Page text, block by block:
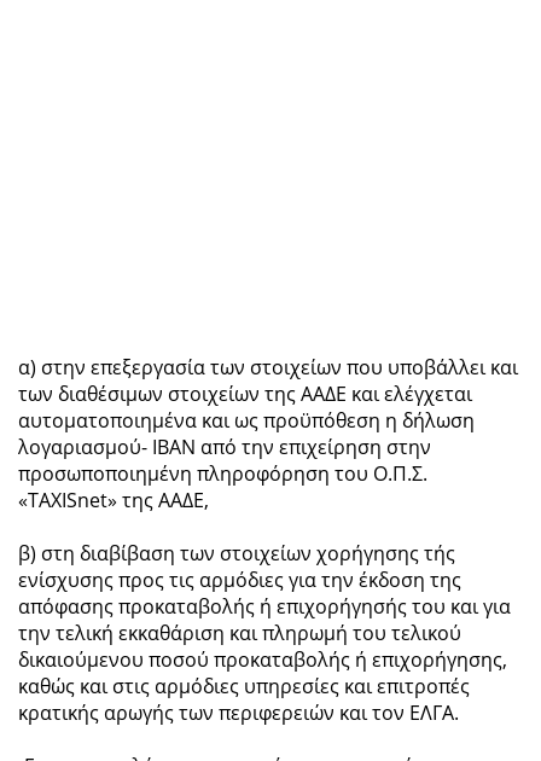
α) στην επεξεργασία των στοιχείων που υποβάλλει και
των διαθέσιμων στοιχείων της ΑΑΔΕ και ελέγχεται
αυτοματοποιημένα και ως προϋπόθεση η δήλωση
λογαριασμού- ΙΒΑΝ από την επιχείρηση στην
προσωποποιημένη πληροφόρηση του Ο.Π.Σ.
«TAXISnet» της ΑΑΔΕ,
β) στη διαβίβαση των στοιχείων χορήγησης τής
ενίσχυσης προς τις αρμόδιες για την έκδοση της
απόφασης προκαταβολής ή επιχορήγησής του και για
την τελική εκκαθάριση και πληρωμή του τελικού
δικαιούμενου ποσού προκαταβολής ή επιχορήγησης,
καθώς και στις αρμόδιες υπηρεσίες και επιτροπές
κρατικής αρωγής των περιφερειών και τον ΕΛΓΑ.